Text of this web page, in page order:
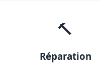
🔨
Réparation